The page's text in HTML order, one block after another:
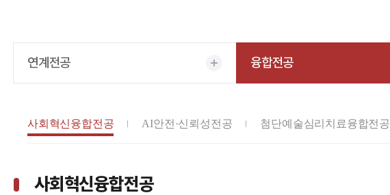
연계전공 융합전공
사회혁신융합전공 AI안전·신뢰성전공 첨단예술심리치료융합전공
사회혁신융합전공